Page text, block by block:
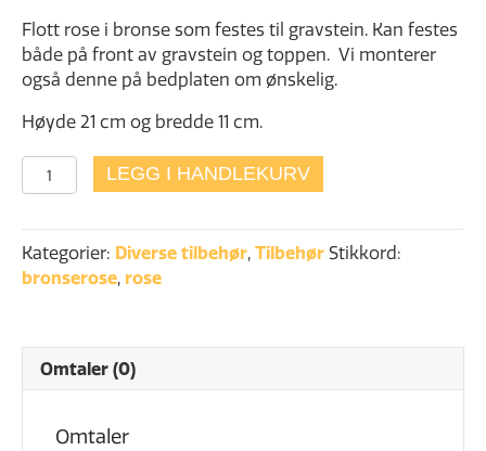
Flott rose i bronse som festes til gravstein. Kan festes
både på front av gravstein og toppen. Vi monterer
også denne på bedplaten om ønskelig.
Høyde 21 cm og bredde 11 cm.
Rose
29
antall
LEGG I HANDLEKURV
Kategorier: Diverse tilbehør, Tilbehør Stikkord:
bronserose, rose
Omtaler (0)
Omtaler